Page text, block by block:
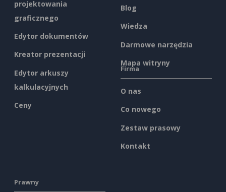
projektowania
graficznego
Edytor dokumentów
Kreator prezentacji
Edytor arkuszy
kalkulacyjnych
Ceny
Blog
Wiedza
Darmowe narzędzia
Mapa witryny
Firma
O nas
Co nowego
Zestaw prasowy
Kontakt
Prawny